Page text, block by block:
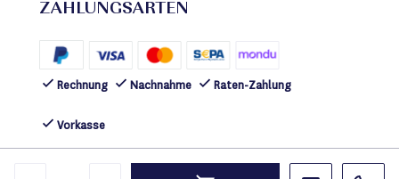
ZAHLUNGSARTEN
Rechnung Nachnahme Raten-Zahlung
Vorkasse
FOLGEN SIE UNS